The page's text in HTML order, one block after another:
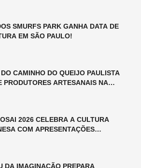
SMURFS PARK GANHA DATA DE
EM SÃO PAULO!
CAMINHO DO QUEIJO PAULISTA
PRODUTORES ARTESANAIS NA
2026 CELEBRA A CULTURA
COM APRESENTAÇÕES
DA IMAGINAÇÃO PREPARA